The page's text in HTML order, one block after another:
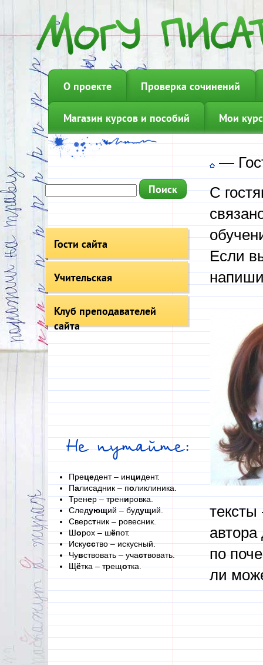
О проекте Проверка сочинений
Магазин курсов и пособий Мои
Гости сайта
Учительская
Клуб преподавателей
сайта
Не путайте:
Прецедент – инцидент.
Палисадник – поликлиника.
Тренер – тренировка.
Следующий – будущий.
Сверстник – ровесник.
Шорох – шёпот.
Искусство – искусный.
Чувствовать – участвовать.
Щётка – трещотка.
—
С
Если
автора
по
ли